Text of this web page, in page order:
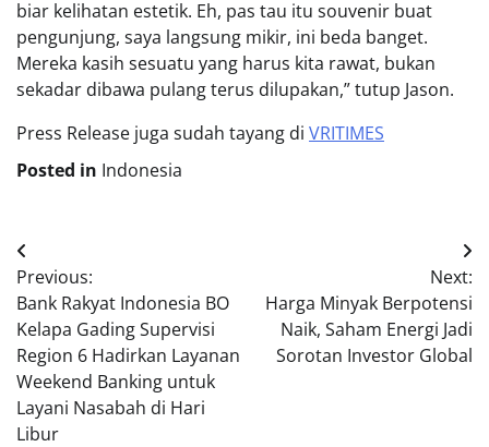
biar kelihatan estetik. Eh, pas tau itu souvenir buat
pengunjung, saya langsung mikir, ini beda banget.
Mereka kasih sesuatu yang harus kita rawat, bukan
sekadar dibawa pulang terus dilupakan,” tutup Jason.
Press Release juga sudah tayang di VRITIMES
Posted in Indonesia
Post
navigation
Previous:
Bank Rakyat Indonesia BO
Kelapa Gading Supervisi
Region 6 Hadirkan Layanan
Weekend Banking untuk
Layani Nasabah di Hari
Libur
Next:
Harga Minyak Berpotensi
Naik, Saham Energi Jadi
Sorotan Investor Global